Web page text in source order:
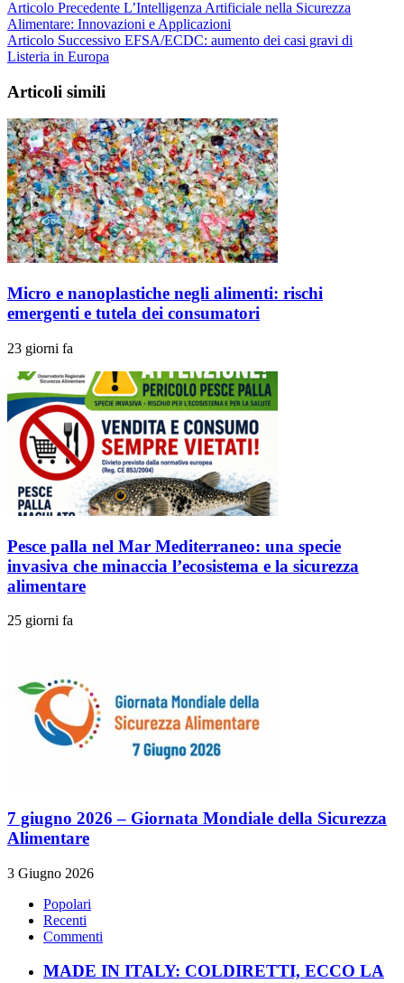
Articolo Precedente L’Intelligenza Artificiale nella Sicurezza
Alimentare: Innovazioni e Applicazioni
Articolo Successivo EFSA/ECDC: aumento dei casi gravi di
Listeria in Europa
Articoli simili
Micro e nanoplastiche negli alimenti: rischi
emergenti e tutela dei consumatori
23 giorni fa
Pesce palla nel Mar Mediterraneo: una specie
invasiva che minaccia l’ecosistema e la sicurezza
alimentare
25 giorni fa
7 giugno 2026 – Giornata Mondiale della Sicurezza
Alimentare
3 Giugno 2026
Popolari
Recenti
Commenti
MADE IN ITALY: COLDIRETTI, ECCO LA